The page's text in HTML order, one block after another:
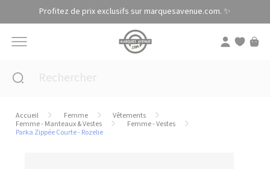
Profitez de prix exclusifs sur marquesavenue.com. ✨
Accueil Femme
Vêtements
Femme - Manteaux & Vestes
Femme - Vestes
Parka Zippée Courte - Rozelie
Panneau de gestion des cookies